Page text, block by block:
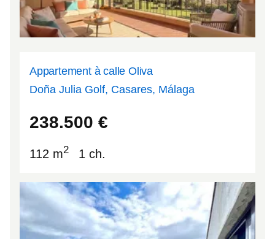
Appartement à calle Oliva
Doña Julia Golf, Casares, Málaga
238.500 €
112 m2 1 ch.